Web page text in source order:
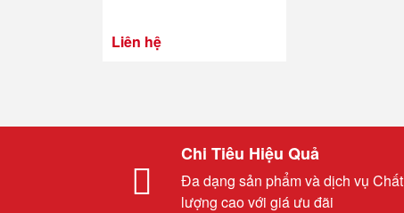
Liên hệ
Chi Tiêu Hiệu Quả
Đa dạng sản phẩm và dịch vụ Chất
lượng cao với giá ưu đãi